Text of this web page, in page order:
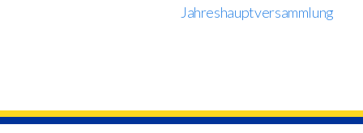
Jahreshauptversammlung